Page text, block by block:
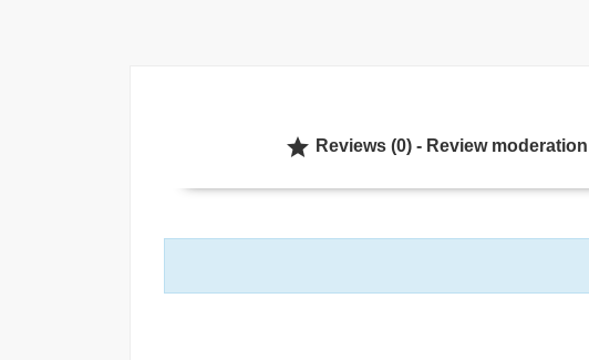
 Reviews (0) - Review moderation